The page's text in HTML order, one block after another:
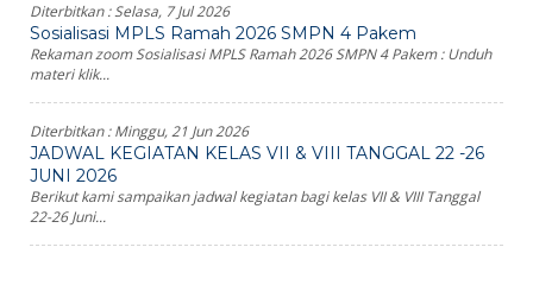
Diterbitkan :Selasa, 7 Jul 2026
Sosialisasi MPLS Ramah 2026 SMPN 4 Pakem
Rekaman zoom Sosialisasi MPLS Ramah 2026 SMPN 4 Pakem : Unduh
materi klik...
Diterbitkan :Minggu, 21 Jun 2026
JADWAL KEGIATAN KELAS VII & VIII TANGGAL 22 -26
JUNI 2026
Berikut kami sampaikan jadwal kegiatan bagi kelas VII & VIII Tanggal
22-26 Juni...